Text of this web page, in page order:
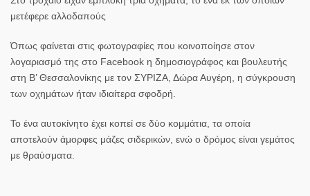
μετέφερε αλλοδαπούς
Όπως φαίνεται στις φωτογραφίες που κοινοποίησε στον
λογαριασμό της στο Facebook η δημοσιογράφος και βουλευτής
στη Β’Θεσσαλονίκης με τον ΣΥΡΙΖΑ, Δώρα Αυγέρη, η σύγκρουση
των οχημάτων ήταν ιδιαίτερα σφοδρή.
Το ένα αυτοκίνητο έχει κοπεί σε δύο κομμάτια, τα οποία
αποτελούν άμορφες μάζες σιδερικών, ενώ ο δρόμος είναι γεμάτος
με θραύσματα.